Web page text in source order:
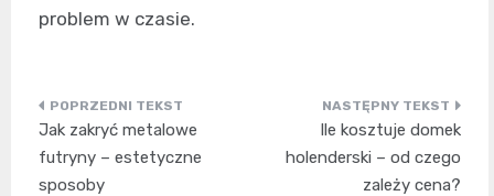
problem w czasie.
Nawigacja
wpisu
Jak zakryć metalowe
futryny – estetyczne
sposoby
Ile kosztuje domek
holenderski – od czego
zależy cena?